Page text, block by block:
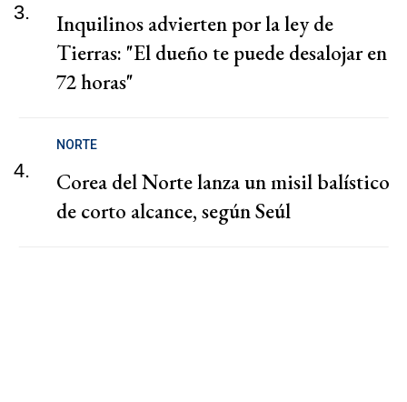
3.
Inquilinos advierten por la ley de
Tierras: "El dueño te puede desalojar en
72 horas"
4.
NORTE
Corea del Norte lanza un misil balístico
de corto alcance, según Seúl